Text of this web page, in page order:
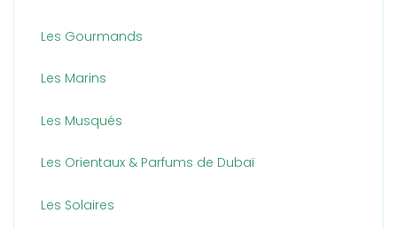
Les Gourmands
Les Marins
Les Musqués
Les Orientaux & Parfums de Dubaï
Les Solaires